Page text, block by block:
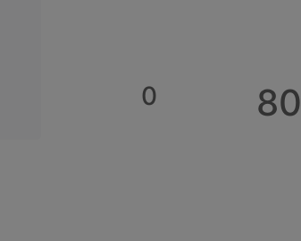
0 80